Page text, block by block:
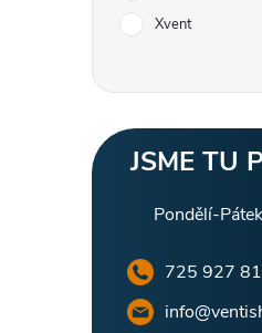
Xvent
JSME TU
Pondělí-
725 927